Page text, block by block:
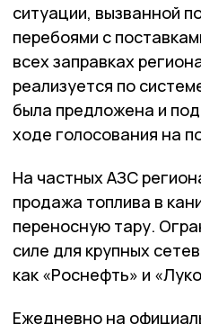
ситуации, вызванной
перебоями с
всех заправках
реализуется по
была предложена и
ходе голосования на
На частных АЗС
продажа топлива в
переносную тару.
силе для крупных
как «Роснефть» и
Ежедневно на